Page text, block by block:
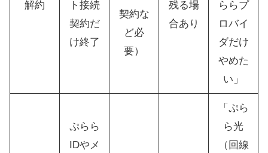
解約
ト接続
契約だ
け終了
契約な
ど必
要）
残る場
合あり
ららプ
ロバイ
ダだけ
やめた
い」
ぷらら
IDやメ
「ぷら
ら光
（回線